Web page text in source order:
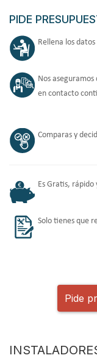
PIDE
Rellena los
Nos
en contacto
Comparas y
Es Gratis,
Solo tienes que
Pide